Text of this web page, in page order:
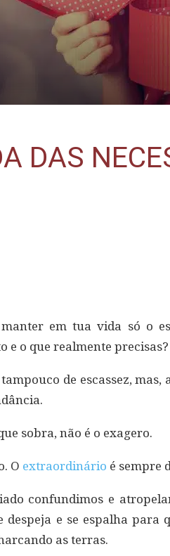
DAS
em tua vida só o
e o que realmente precisas?
de escassez,
sobra, não é o exagero.
O extraordinário é sempre
confundimos e
despeja e se espalha para
as terras.